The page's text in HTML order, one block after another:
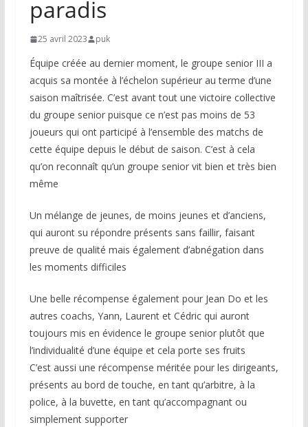
paradis
25 avril 2023 puk
Équipe créée au dernier moment, le groupe senior III a
acquis sa montée à l’échelon supérieur au terme d’une
saison maîtrisée. C’est avant tout une victoire collective
du groupe senior puisque ce n’est pas moins de 53
joueurs qui ont participé à l’ensemble des matchs de
cette équipe depuis le début de saison. C’est à cela
qu’on reconnaît qu’un groupe senior vit bien et très bien
même
Un mélange de jeunes, de moins jeunes et d’anciens,
qui auront su répondre présents sans faillir, faisant
preuve de qualité mais également d’abnégation dans
les moments difficiles
Une belle récompense également pour Jean Do et les
autres coachs, Yann, Laurent et Cédric qui auront
toujours mis en évidence le groupe senior plutôt que
l’individualité d’une équipe et cela porte ses fruits
C’est aussi une récompense méritée pour les dirigeants,
présents au bord de touche, en tant qu’arbitre, à la
police, à la buvette, en tant qu’accompagnant ou
simplement supporter